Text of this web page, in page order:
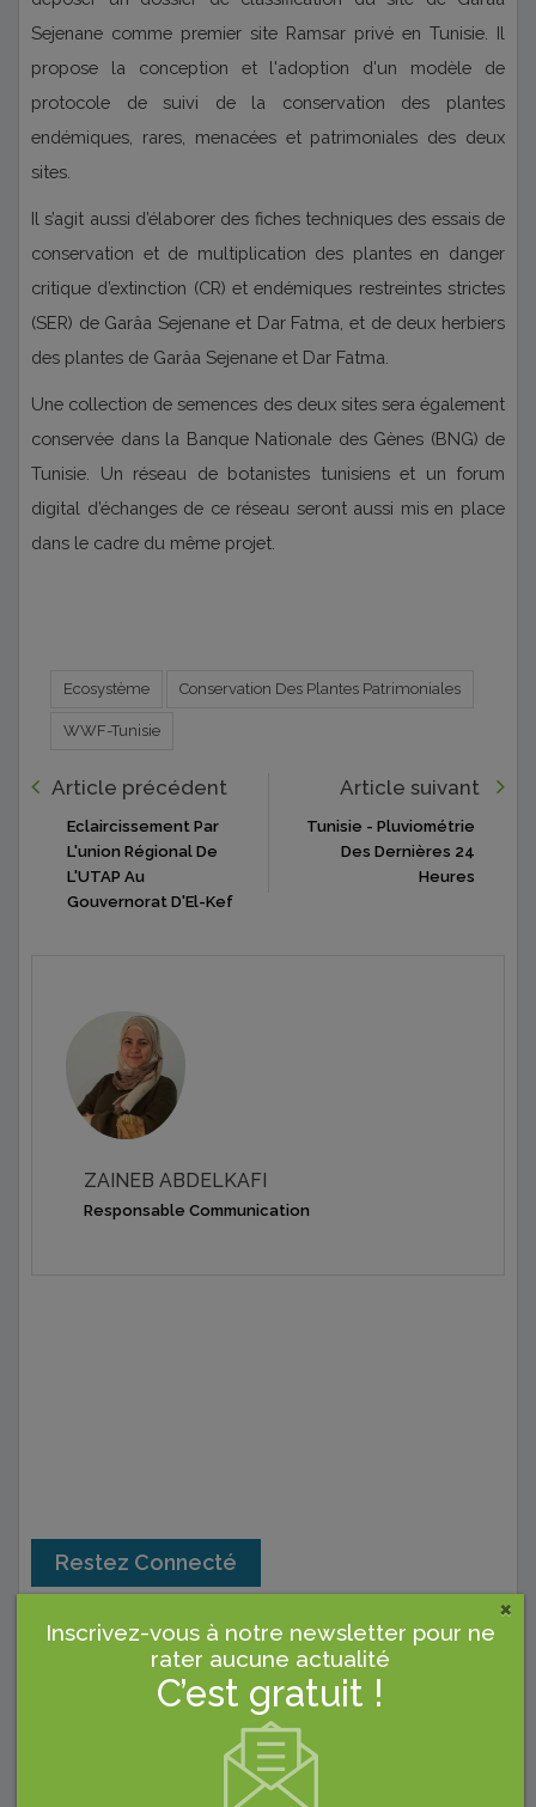
Sejenane comme premier site Ramsar privé en Tunisie. Il
propose la conception et l'adoption d'un modèle de
protocole de suivi de la conservation des plantes
endémiques, rares, menacées et patrimoniales des deux
sites.
Il s’agit aussi d’élaborer des fiches techniques des essais de
conservation et de multiplication des plantes en danger
critique d’extinction (CR) et endémiques restreintes strictes
(SER) de Garâa Sejenane et Dar Fatma, et de deux herbiers
des plantes de Garâa Sejenane et Dar Fatma.
Une collection de semences des deux sites sera également
conservée dans la Banque Nationale des Gènes (BNG) de
Tunisie. Un réseau de botanistes tunisiens et un forum
digital d’échanges de ce réseau seront aussi mis en place
dans le cadre du même projet.
Ecosystème Conservation Des Plantes Patrimoniales
WWF-Tunisie
Article précédent
Eclaircissement Par
L'union Régional De
L'UTAP Au
Gouvernorat D'El-Kef
Article suivant
Tunisie - Pluviométrie
Des Dernières 24
Heures
ZAINEB ABDELKAFI
Responsable Communication
Restez Connecté
LinkedIn
×
Inscrivez-vous à notre newsletter pour ne
rater aucune actualité
C’est gratuit !